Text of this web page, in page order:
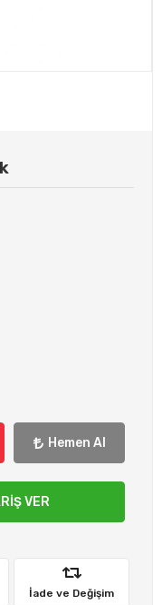
Hemen Al
VER
İade ve Değişim